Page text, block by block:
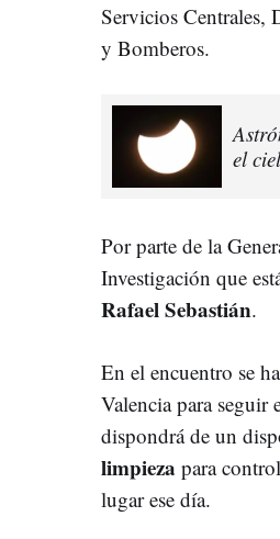
Servicios Centrales,
y Bomberos.
el
Por parte de la
Investigación que
Rafael Sebastián.
En el encuentro se
Valencia para seguir
dispondrá de un
limpieza para
lugar ese día.